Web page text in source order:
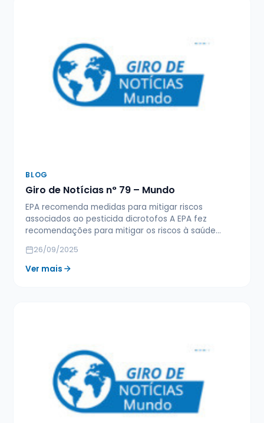
BLOG
Giro de Notícias n° 79 – Mundo
EPA recomenda medidas para mitigar riscos
associados ao pesticida dicrotofos A EPA fez
recomendações para mitigar os riscos à saúde…
26/09/2025
Ver mais